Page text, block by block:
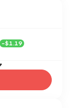
-$1.19